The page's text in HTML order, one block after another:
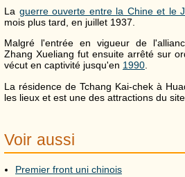
La guerre ouverte entre la Chine et le
mois plus tard, en juillet 1937.
Malgré l'entrée en vigueur de
Zhang Xueliang fut ensuite arrêté sur
vécut en captivité jusqu'en 1990
La résidence de Tchang Kai-chek à
les lieux et est une des attractions du
Voir aussi
Premier front uni chinois